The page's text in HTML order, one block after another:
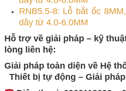
RNB5.5-8: Lỗ bắt ốc
dây từ 4.0-6.0MM
Hỗ trợ về giải pháp – kỹ
lòng liên hệ:
Giải pháp toàn diện về Hệ
Thiết bị tự động – Giải